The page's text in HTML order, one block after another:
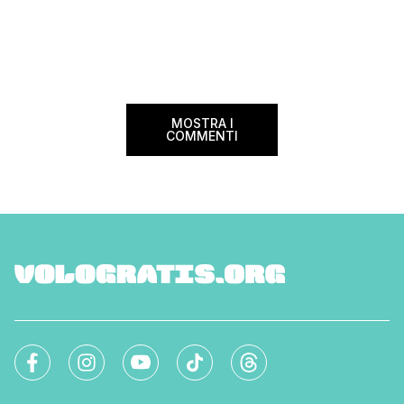
MOSTRA I
COMMENTI